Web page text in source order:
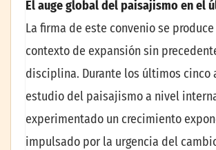
El auge global del paisajismo en el
La firma de este convenio se produce
contexto de expansión sin
disciplina. Durante los últimos cinco
estudio del paisajismo a nivel
experimentado un crecimiento
impulsado por la urgencia del